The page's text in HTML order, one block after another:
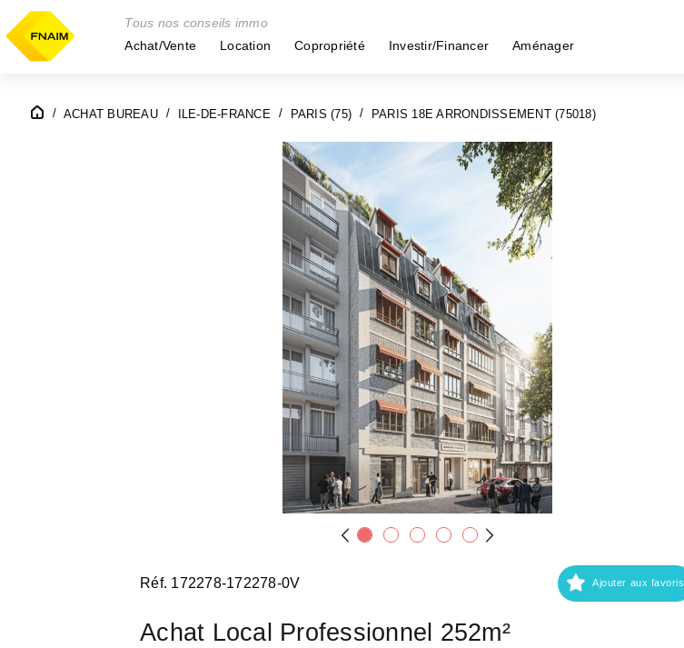
Tous nos conseils immo
Achat/Vente
Location Copropriété Investir/Financer Aménager
ACHAT BUREAU ILE-DE-FRANCE PARIS (75) PARIS 18E ARRONDISSEMENT (75018)
Réf. 172278-172278-0V Ajouter aux favoris
Achat Local Professionnel 252m²